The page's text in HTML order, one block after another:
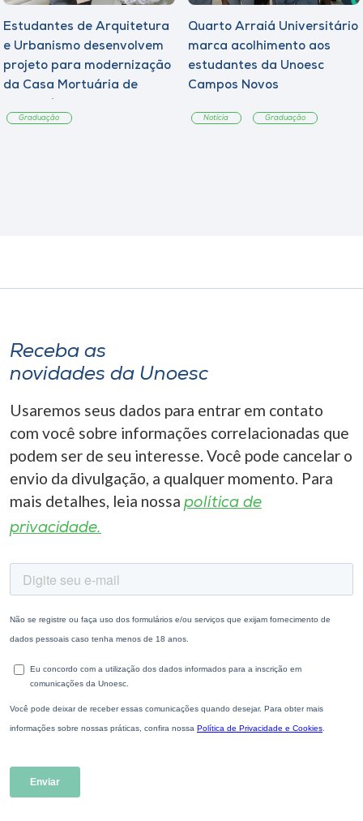
Estudantes de Arquitetura
e Urbanismo desenvolvem
projeto para modernização
da Casa Mortuária de
Graduação
Quarto Arraiá Universitário
marca acolhimento aos
estudantes da Unoesc
Campos Novos
Notícia Graduação
Receba as
novidades da Unoesc
Usaremos seus dados para entrar em contato
com você sobre informações correlacionadas que
podem ser de seu interesse. Você pode cancelar o
envio da divulgação, a qualquer momento. Para
mais detalhes, leia nossa política de
privacidade.